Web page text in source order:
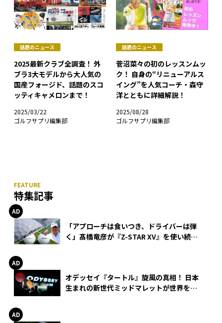
話題のニュース
2025最新クラブ全調査！ 外
ブラ3大モデルから大人気の
国産フォージド、話題のスコ
ッティキャメロンまで！
2025/03/22
ゴルフサプリ編集部
話題のニュース
菅沼菜々の初のレッスンムッ
ク！ 自身の“リニューアルス
イング”を人気コーチ・森守
洋とともに詳細解説！
2025/08/28
ゴルフサプリ編集部
特集記事
「アプローチは食いつき、ドライバーは弾
く」髙橋竜彦が『Z-STAR XV』を使い続け
オデッセイ『タートル』旋風の真相！ 日本
生まれの新世代ミッドマレットが世界を席